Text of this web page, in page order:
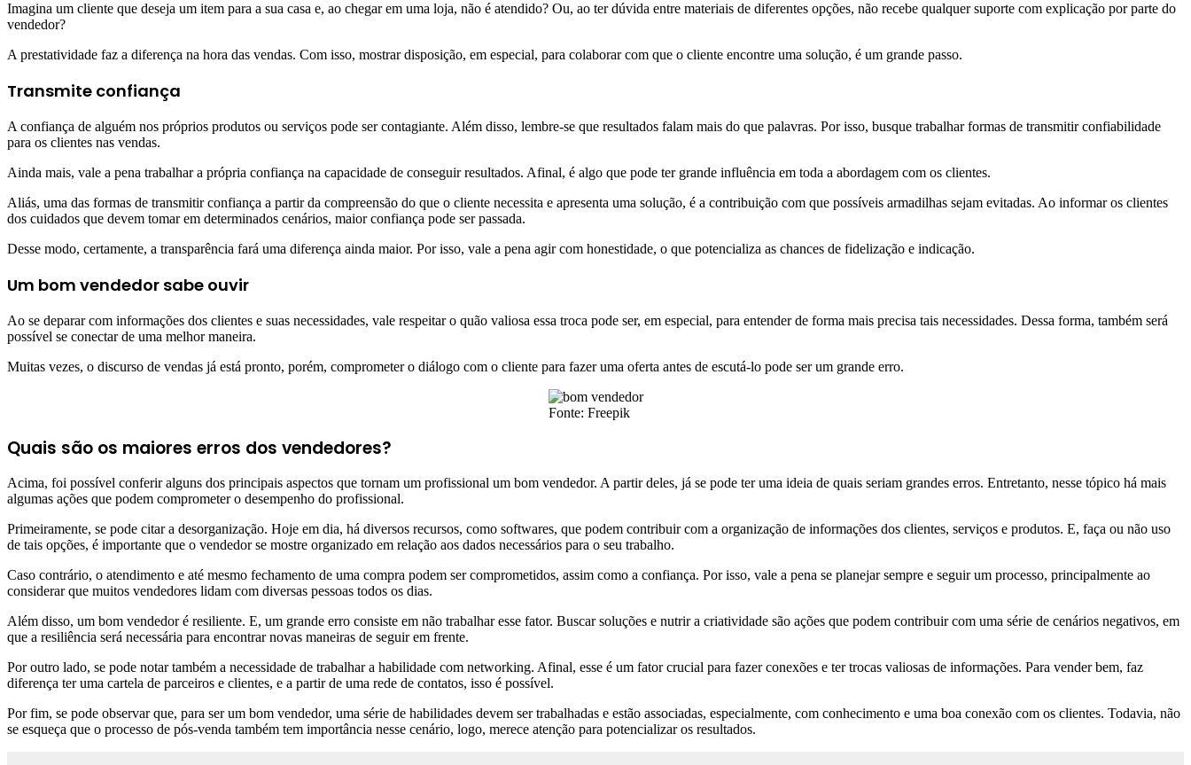
Imagina um cliente que deseja um item para a sua casa e, ao chegar em uma loja, não é atendido? Ou, ao ter dúvida entre materiais de diferentes opções, não recebe qualquer suporte com explicação por parte do
vendedor?
A prestatividade faz a diferença na hora das vendas. Com isso, mostrar disposição, em especial, para colaborar com que o cliente encontre uma solução, é um grande passo.
Transmite confiança
A confiança de alguém nos próprios produtos ou serviços pode ser contagiante. Além disso, lembre-se que resultados falam mais do que palavras. Por isso, busque trabalhar formas de transmitir confiabilidade
para os clientes nas vendas.
Ainda mais, vale a pena trabalhar a própria confiança na capacidade de conseguir resultados. Afinal, é algo que pode ter grande influência em toda a abordagem com os clientes.
Aliás, uma das formas de transmitir confiança a partir da compreensão do que o cliente necessita e apresenta uma solução, é a contribuição com que possíveis armadilhas sejam evitadas. Ao informar os clientes
dos cuidados que devem tomar em determinados cenários, maior confiança pode ser passada.
Desse modo, certamente, a transparência fará uma diferença ainda maior. Por isso, vale a pena agir com honestidade, o que potencializa as chances de fidelização e indicação.
Um bom vendedor sabe ouvir
Ao se deparar com informações dos clientes e suas necessidades, vale respeitar o quão valiosa essa troca pode ser, em especial, para entender de forma mais precisa tais necessidades. Dessa forma, também será
possível se conectar de uma melhor maneira.
Muitas vezes, o discurso de vendas já está pronto, porém, comprometer o diálogo com o cliente para fazer uma oferta antes de escutá-lo pode ser um grande erro.
Fonte: Freepik
Quais são os maiores erros dos vendedores?
Acima, foi possível conferir alguns dos principais aspectos que tornam um profissional um bom vendedor. A partir deles, já se pode ter uma ideia de quais seriam grandes erros. Entretanto, nesse tópico há mais
algumas ações que podem comprometer o desempenho do profissional.
Primeiramente, se pode citar a desorganização. Hoje em dia, há diversos recursos, como softwares, que podem contribuir com a organização de informações dos clientes, serviços e produtos. E, faça ou não uso
de tais opções, é importante que o vendedor se mostre organizado em relação aos dados necessários para o seu trabalho.
Caso contrário, o atendimento e até mesmo fechamento de uma compra podem ser comprometidos, assim como a confiança. Por isso, vale a pena se planejar sempre e seguir um processo, principalmente ao
considerar que muitos vendedores lidam com diversas pessoas todos os dias.
Além disso, um bom vendedor é resiliente. E, um grande erro consiste em não trabalhar esse fator. Buscar soluções e nutrir a criatividade são ações que podem contribuir com uma série de cenários negativos, em
que a resiliência será necessária para encontrar novas maneiras de seguir em frente.
Por outro lado, se pode notar também a necessidade de trabalhar a habilidade com networking. Afinal, esse é um fator crucial para fazer conexões e ter trocas valiosas de informações. Para vender bem, faz
diferença ter uma cartela de parceiros e clientes, e a partir de uma rede de contatos, isso é possível.
Por fim, se pode observar que, para ser um bom vendedor, uma série de habilidades devem ser trabalhadas e estão associadas, especialmente, com conhecimento e uma boa conexão com os clientes. Todavia, não
se esqueça que o processo de pós-venda também tem importância nesse cenário, logo, merece atenção para potencializar os resultados.